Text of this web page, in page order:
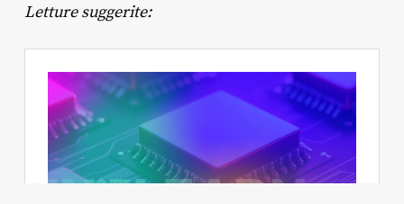
Letture suggerite: